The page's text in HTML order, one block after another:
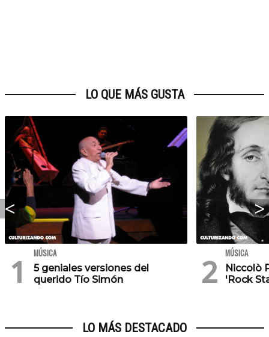
LO QUE MÁS GUSTA
MÚSICA
5 geniales versiones del
querido Tío Simón
MÚSICA
Niccolò
'Rock
LO MÁS DESTACADO